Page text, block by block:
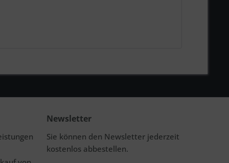
Newsletter
Sie können den Newsletter jederzeit
kostenlos abbestellen.